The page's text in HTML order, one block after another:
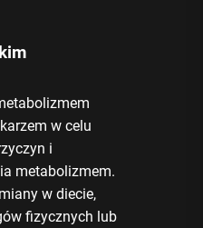
w celu
i
metabolizmem.
w diecie,
fizycznych lub